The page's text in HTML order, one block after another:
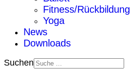
Fitness/Rückbildung
Yoga
News
Downloads
Suchen